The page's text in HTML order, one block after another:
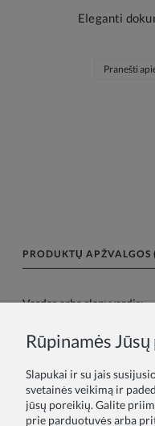
Eleganti
Pranešti
PRODUKTŲ APŽVALGOS
Vardas arba slapyvardis:
Rūpinamės
Slapukai ir su jais
svetainės veikimą ir
jūsų poreikių. Galite
prie parduotuvės arba